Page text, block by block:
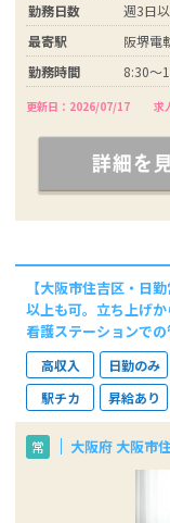
勤務日数
週3日
最寄駅
阪堺電
勤務時間
8:30～
更新日：2026/07/17 求
【大阪市住吉区・日
以上も可。立ち上げ
看護ステーションでの
高収入 日勤のみ
駅チカ
昇給あり
常 大阪府 大阪市